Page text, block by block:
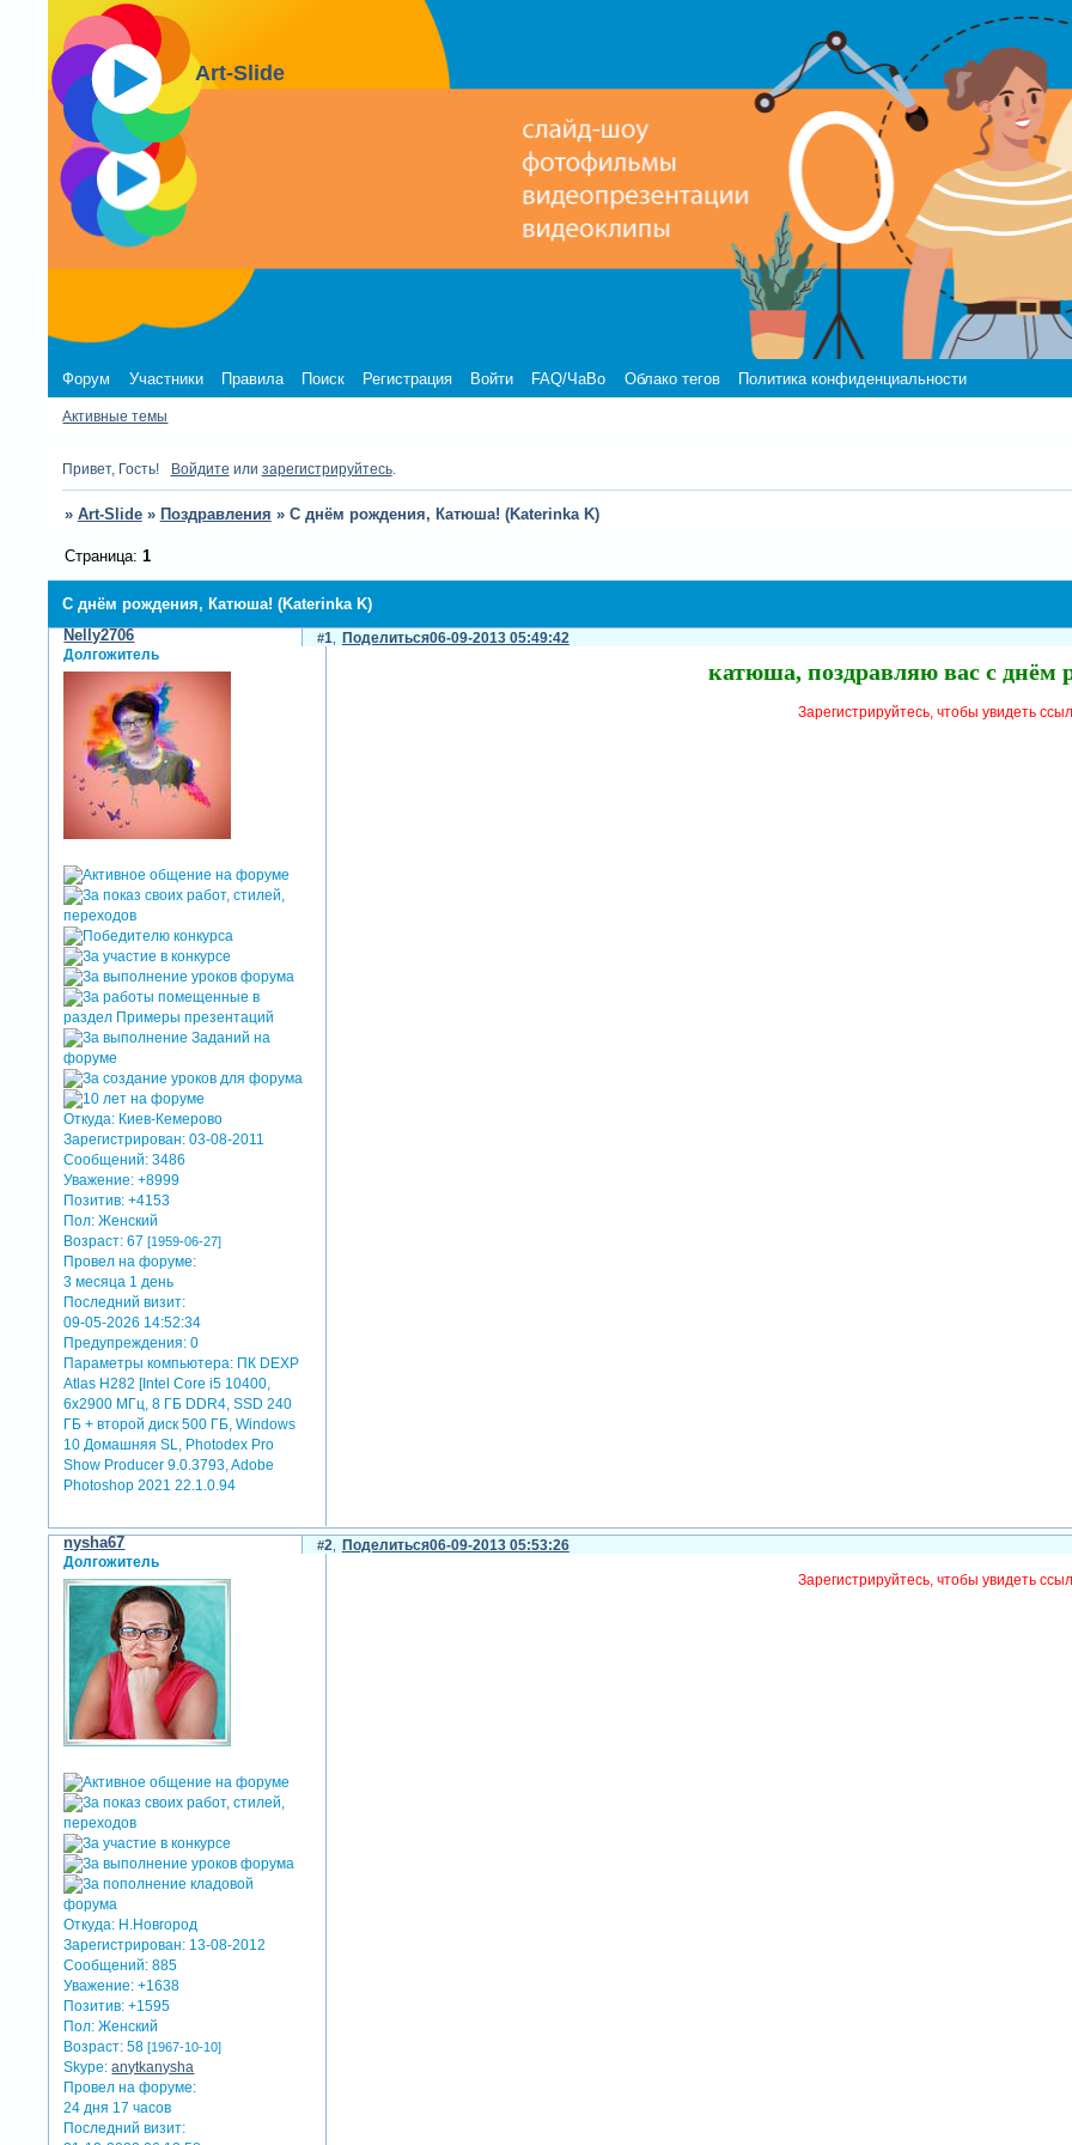
Art-Slide
Форум Участники Правила Поиск Регистрация Войти FAQ/ЧаВо Облако тегов Политика конфиденциальности
Активные темы
Привет, Гость! Войдите или зарегистрируйтесь.
» Art-Slide » Поздравления » С днём рождения, Катюша! (Katerinka K)
С днём рождения, Катюша! (Katerinka K)
Страница: 1
Поделиться
1 06-09-2013 05:49:42
Nelly2706
Долгожитель
Откуда: Киев-Кемерово
Зарегистрирован: 03-08-2011
Сообщений: 3486
Уважение: +8999
Позитив: +4153
Пол: Женский
Возраст: 67[1959-06-27]
Провел на форуме:
3 месяца 1 день
Последний визит:
09-05-2026 14:52:34
Предупреждения: 0
Параметры компьютера: ПК DEXP
Atlas H282 [Intel Core i5 10400,
6x2900 МГц, 8 ГБ DDR4, SSD 240
ГБ + второй диск 500 ГБ, Windows
10 Домашняя SL, Photodex Pro
Show Producer 9.0.3793, Adobe
Photoshop 2021 22.1.0.94
катюша, поздравляю вас с днём
Зарегистрируйтесь, чтобы увидеть
Поделиться
2 06-09-2013 05:53:26
nysha67
Долгожитель
Откуда: Н.Новгород
Зарегистрирован: 13-08-2012
Сообщений: 885
Уважение: +1638
Позитив: +1595
Пол: Женский
Возраст: 58[1967-10-10]
Skype: anytkanysha
Провел на форуме:
24 дня 17 часов
Последний визит:
Зарегистрируйтесь, чтобы увидеть